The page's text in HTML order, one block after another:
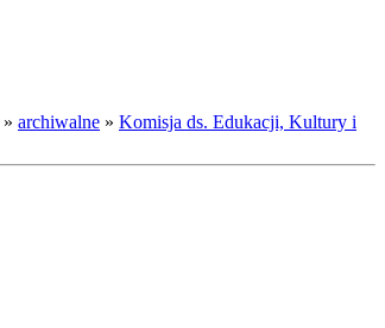
» archiwalne » Komisja ds. Edukacji, Kultury i